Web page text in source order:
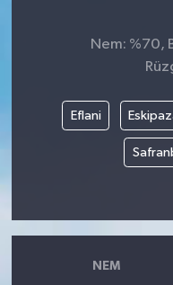
Nem: %70,
Eflani
NEM